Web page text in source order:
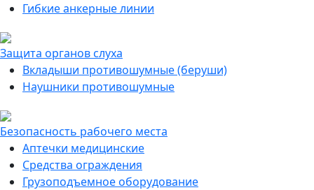
Гибкие анкерные линии
Защита органов слуха
Вкладыши противошумные (беруши)
Наушники противошумные
Безопасность рабочего места
Аптечки медицинские
Средства ограждения
Грузоподъемное оборудование